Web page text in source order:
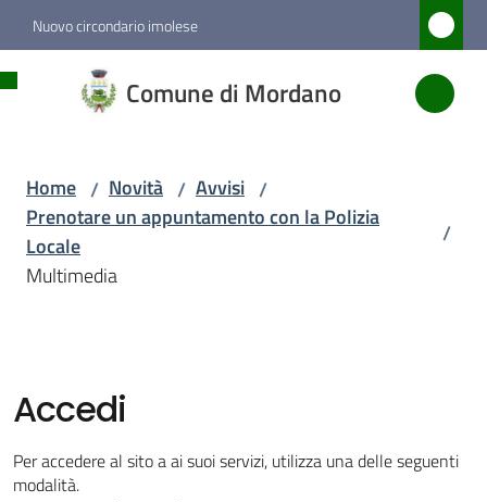
Vai al contenuto
Vai alla navigazione
Vai al footer
Nuovo circondario imolese
Comune di Mordano
di
Amministrazione
Vivere
Mordano
Home / Novità / Avvisi /
Prenotare un appuntamento con la Polizia
Locale
/
Multimedia
Accedi
Per accedere al sito a ai suoi servizi, utilizza una delle seguenti
modalità.